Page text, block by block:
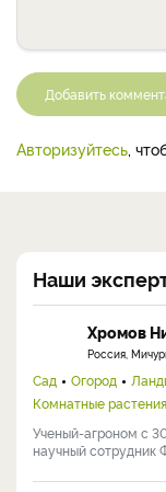
Добавить
Авторизуйтесь,
Наши
Хромов
Россия,
Сад Огород
Комнатные растения
Ученый-агроном с
научный сотрудник